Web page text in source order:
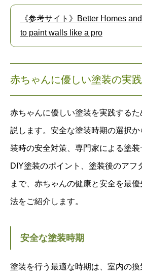
《参考サイト》Better Homes
to paint walls like a pro
赤ちゃんに優しい塗装の実践
赤ちゃんに優しい塗装を実践する
説します。安全な塗装時期の選択
装時の安全対策、専門家による塗装
DIY塗装のポイント、塗装後のアフ
まで、赤ちゃんの健康と安全を最
法をご紹介します。
安全な塗装時期
塗装を行う最適な時期は、室内の